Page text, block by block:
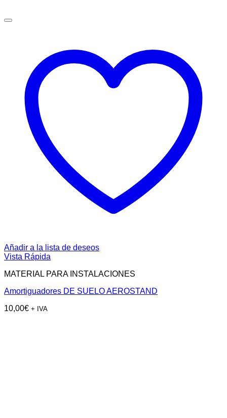
Añadir a la lista de deseos
Vista Rápida
MATERIAL PARA INSTALACIONES
Amortiguadores DE SUELO AEROSTAND
10,00€ + IVA